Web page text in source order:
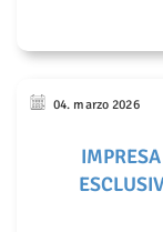
04. marzo 2026